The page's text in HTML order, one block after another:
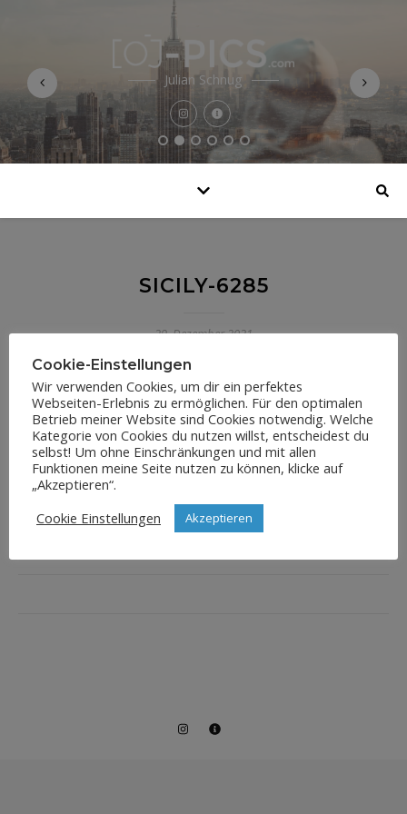
Julian Schnug
SICILY-6285
29. Dezember 2021
Cookie-Einstellungen
Wir verwenden Cookies, um dir ein perfektes
Webseiten-Erlebnis zu ermöglichen. Für den optimalen
Betrieb meiner Website sind Cookies notwendig. Welche
Kategorie von Cookies du nutzen willst, entscheidest du
selbst! Um ohne Einschränkungen und mit allen
Funktionen meine Seite nutzen zu können, klicke auf
„Akzeptieren“.
Cookie Einstellungen
Akzeptieren